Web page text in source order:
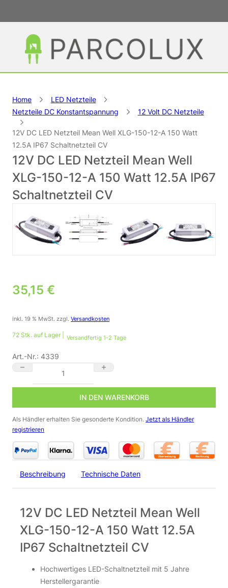
Home
LED Netzteile
Netzteile DC Konstantspannung
12 Volt DC Netzteile
12V DC LED Netzteil Mean Well XLG-150-12-A 150 Watt
12.5A IP67 Schaltnetzteil CV
12V DC LED Netzteil Mean Well
XLG-150-12-A 150 Watt 12.5A IP67
Schaltnetzteil CV
35,15 €
inkl. 19 % MwSt. zzgl.Versandkosten
72 Stk. auf Lager | Versandfertig 1-2 Tage
Art.-Nr.: 4339
12V DC LED Netzteil Mean Well XLG-150-12-A 150 Watt 12.5A
IN DEN WARENKORB
Als Händler erhalten Sie gesonderte Kondition. Jetzt als Händler
registrieren
Beschreibung Technische Daten
12V DC LED Netzteil Mean Well
XLG-150-12-A 150 Watt 12.5A
IP67 Schaltnetzteil CV
Hochwertiges LED-Schaltnetzteil mit 5 Jahre
Herstellergarantie